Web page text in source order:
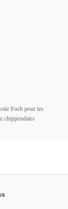
Foch pour les
chippendales